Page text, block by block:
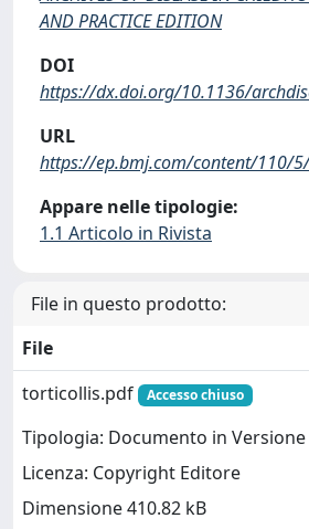
AND PRACTICE EDITION
DOI
https://dx.doi.org/10.1136/
URL
https://ep.bmj.com/content/110/
Appare nelle tipologie:
1.1 Articolo in Rivista
File in questo prodotto:
File
torticollis.pdf
Accesso chiuso
Tipologia: Documento in
Licenza: Copyright Editore
Dimensione 410.82 kB